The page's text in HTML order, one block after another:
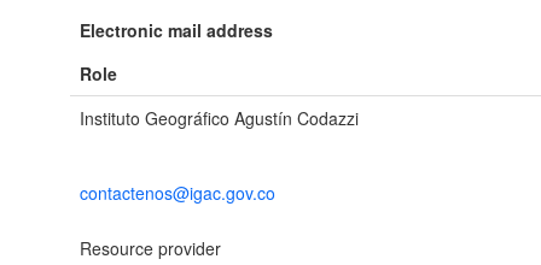
Electronic mail address
Role
Instituto Geográfico Agustín Codazzi
contactenos@igac.gov.co
Resource provider